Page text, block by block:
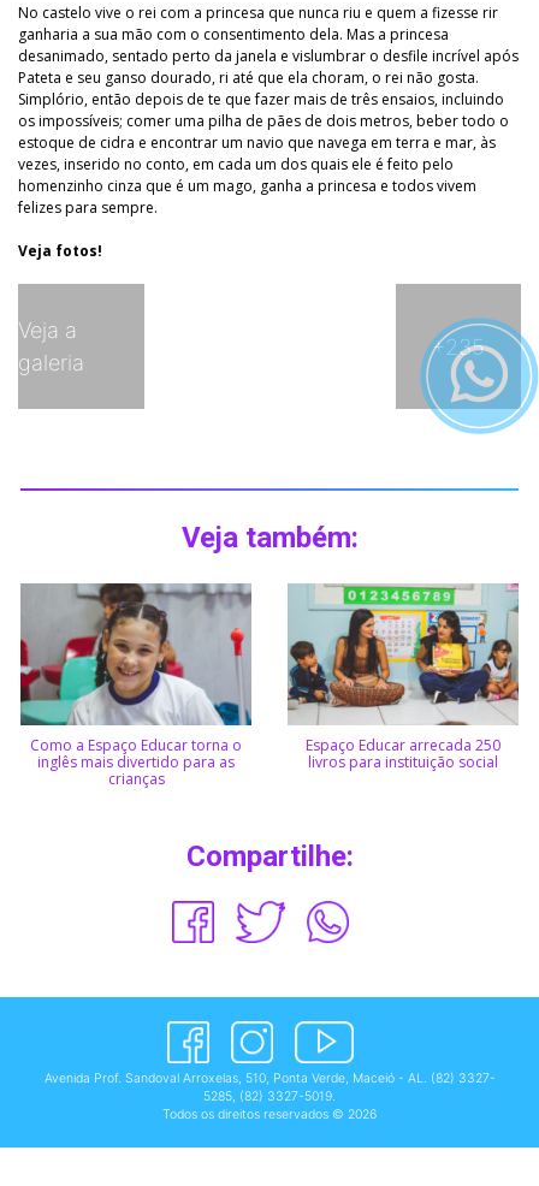
No castelo vive o rei com a princesa que nunca riu e quem a fizesse rir
ganharia a sua mão com o consentimento dela. Mas a princesa
desanimado, sentado perto da janela e vislumbrar o desfile incrível após
Pateta e seu ganso dourado, ri até que ela choram, o rei não gosta.
Simplório, então depois de te que fazer mais de três ensaios, incluindo
os impossíveis; comer uma pilha de pães de dois metros, beber todo o
estoque de cidra e encontrar um navio que navega em terra e mar, às
vezes, inserido no conto, em cada um dos quais ele é feito pelo
homenzinho cinza que é um mago, ganha a princesa e todos vivem
felizes para sempre.
Veja fotos!
Veja a
galeria
+235
Veja também:
Como a Espaço Educar torna o
inglês mais divertido para as
crianças
Espaço Educar arrecada 250
livros para instituição social
Compartilhe:
Avenida Prof. Sandoval Arroxelas, 510, Ponta Verde, Maceió - AL. (82) 3327-
5285, (82) 3327-5019.
Todos os direitos reservados © 2026